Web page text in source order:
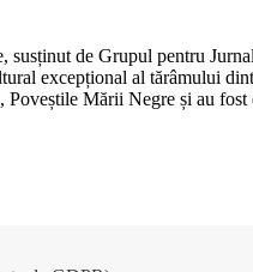
de Grupul pentru
excepțional al tărâmului
Mării Negre și au